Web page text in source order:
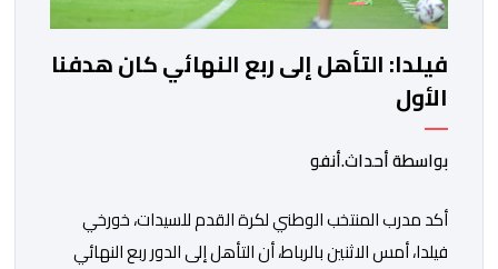
فيلدا: التأهل إلى ربع النهائي كان هدفنا
الأول
بواسطة أحداث.أنفو
أكد مدرب المنتخب الوطني لكرة القدم للسيدات، خورخي
فيلدا، أمس الاثنين بالرباط، أن التأهل إلى الدور ربع النهائي